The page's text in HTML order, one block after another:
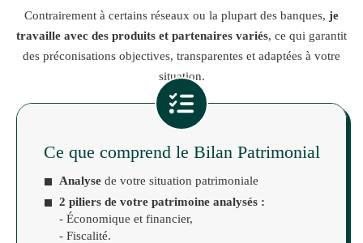
Contrairement à certains réseaux ou la plupart des banques, je
travaille avec des produits et partenaires variés, ce qui garantit
des préconisations objectives, transparentes et adaptées à votre
situation.
Ce que comprend le Bilan Patrimonial
Analyse de votre situation patrimoniale
2 piliers de votre patrimoine analysés :
- Économique et financier,
- Fiscalité.